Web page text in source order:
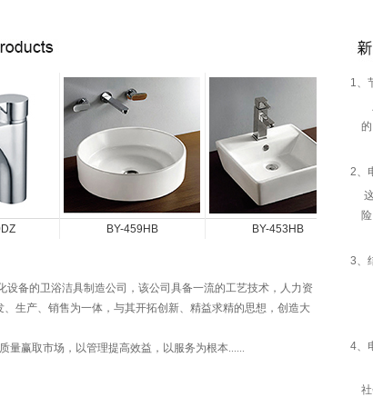
BY-459HB BY-453HB
1、
2、
3、
4、
备的卫浴洁具制造公司，该公司具备一流的工艺技术，人力资
生产、销售为一体，与其开拓创新、精益求精的思想，创造大
赢取市场，以管理提高效益，以服务为根本......